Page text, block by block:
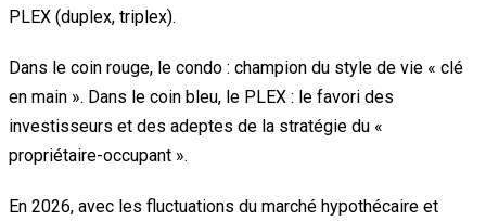
PLEX (duplex, triplex).
Dans le coin rouge, le condo : champion du style de vie « clé
en main ». Dans le coin bleu, le PLEX : le favori des
investisseurs et des adeptes de la stratégie du «
propriétaire-occupant ».
En 2026, avec les fluctuations du marché hypothécaire et